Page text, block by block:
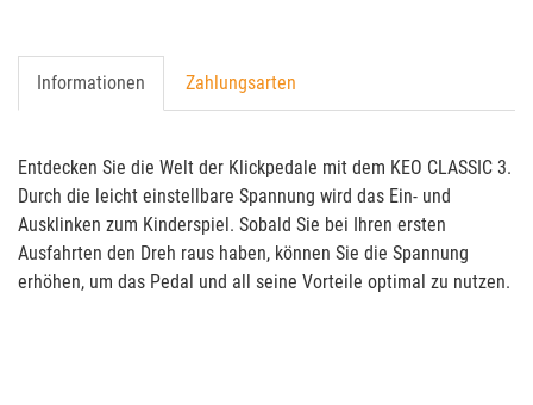
Informationen Zahlungsarten
Entdecken Sie die Welt der Klickpedale mit dem KEO CLASSIC 3.
Durch die leicht einstellbare Spannung wird das Ein- und
Ausklinken zum Kinderspiel. Sobald Sie bei Ihren ersten
Ausfahrten den Dreh raus haben, können Sie die Spannung
erhöhen, um das Pedal und all seine Vorteile optimal zu nutzen.